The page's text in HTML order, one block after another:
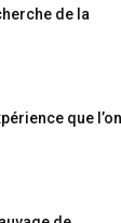
de la
que l’on